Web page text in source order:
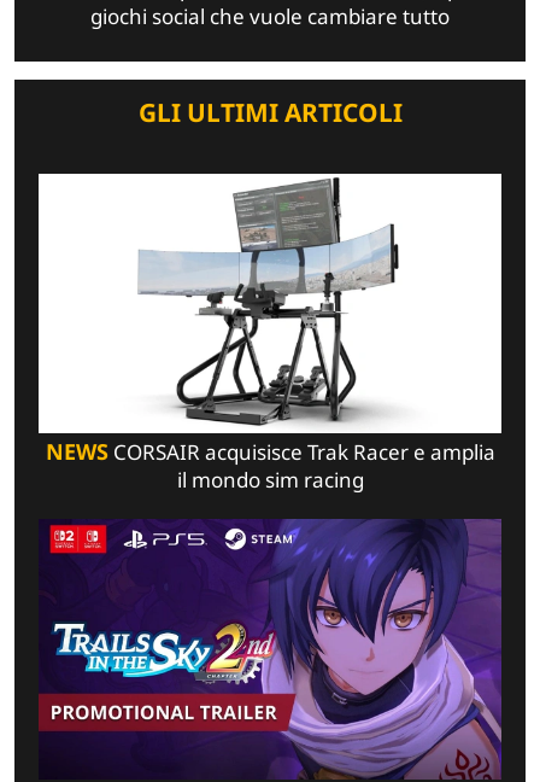
giochi social che vuole cambiare tutto
GLI ULTIMI ARTICOLI
NEWSCORSAIR acquisisce Trak Racer e amplia
il mondo sim racing